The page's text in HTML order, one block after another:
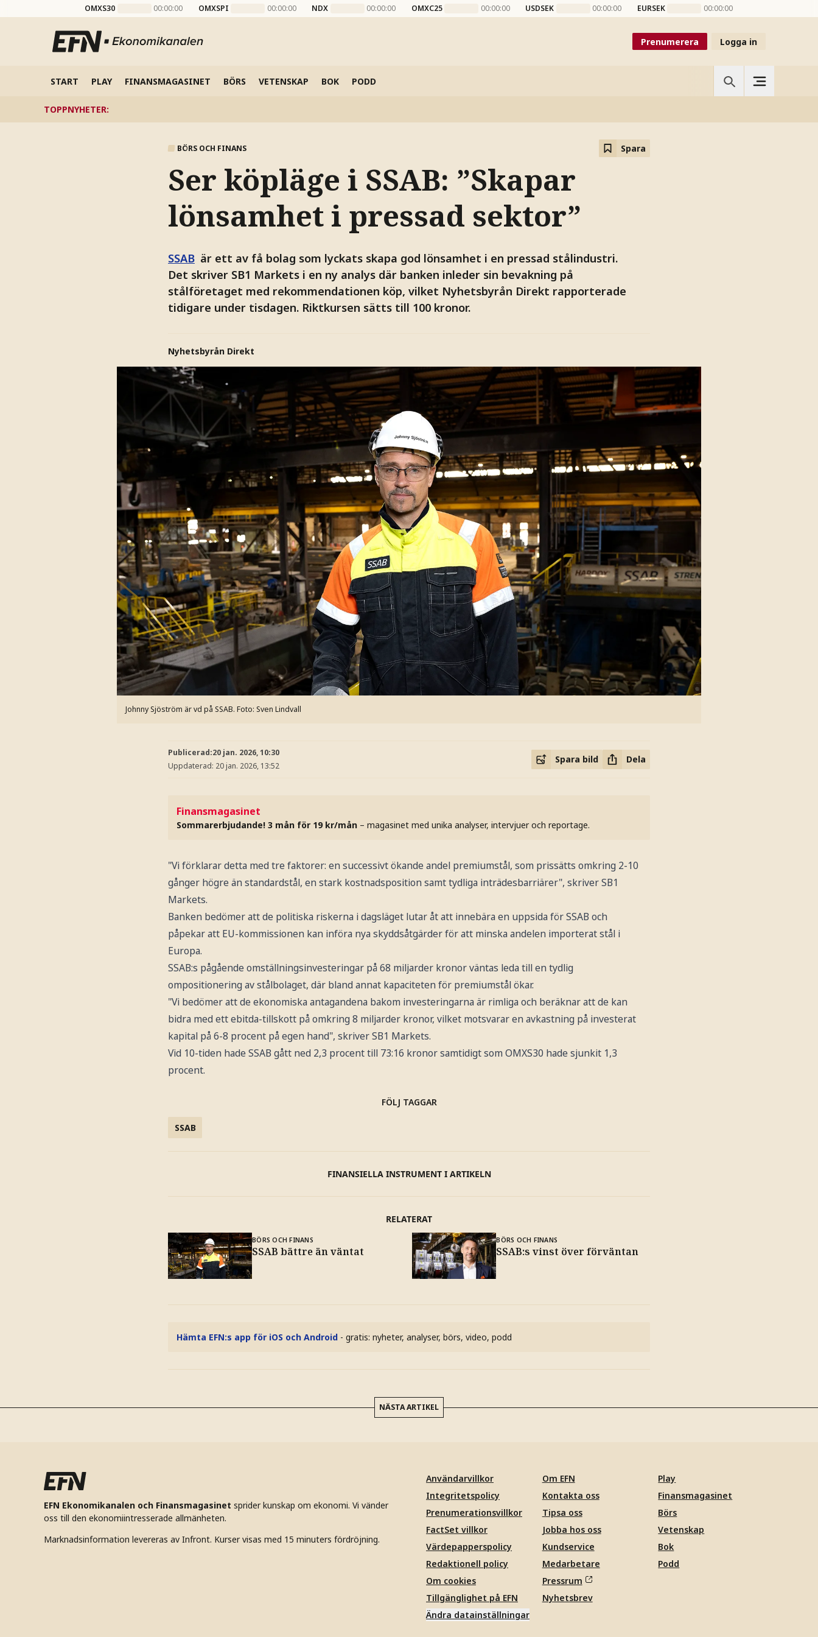
OMXS30 00:00:00 OMXSPI 00:00:00 NDX 00:00:00 OMXC25 00:00:00 USDSEK 00:00:00 EURSEK 00:00:00
Prenumerera Logga in
START PLAY FINANSMAGASINET BÖRS VETENSKAP BOK PODD
TOPPNYHETER:
BÖRS OCH FINANS Spara
Ser köpläge i SSAB: ”Skapar
lönsamhet i pressad sektor”
SSAB är ett av få bolag som lyckats skapa god lönsamhet i en pressad stålindustri.
Det skriver SB1 Markets i en ny analys där banken inleder sin bevakning på
stålföretaget med rekommendationen köp, vilket Nyhetsbyrån Direkt rapporterade
tidigare under tisdagen. Riktkursen sätts till 100 kronor.
Nyhetsbyrån Direkt
Johnny Sjöström är vd på SSAB. Foto: Sven Lindvall
Publicerad:20 jan. 2026, 10:30
Uppdaterad: 20 jan. 2026, 13:52
Spara bild Dela
Finansmagasinet
Sommarerbjudande! 3 mån för 19 kr/mån – magasinet med unika analyser, intervjuer och reportage.
"Vi förklarar detta med tre faktorer: en successivt ökande andel premiumstål, som prissätts omkring 2-10
gånger högre än standardstål, en stark kostnadsposition samt tydliga inträdesbarriärer", skriver SB1
Markets.
Banken bedömer att de politiska riskerna i dagsläget lutar åt att innebära en uppsida för SSAB och
påpekar att EU-kommissionen kan införa nya skyddsåtgärder för att minska andelen importerat stål i
Europa.
SSAB:s pågående omställningsinvesteringar på 68 miljarder kronor väntas leda till en tydlig
ompositionering av stålbolaget, där bland annat kapaciteten för premiumstål ökar.
"Vi bedömer att de ekonomiska antagandena bakom investeringarna är rimliga och beräknar att de kan
bidra med ett ebitda-tillskott på omkring 8 miljarder kronor, vilket motsvarar en avkastning på investerat
kapital på 6-8 procent på egen hand", skriver SB1 Markets.
Vid 10-tiden hade SSAB gått ned 2,3 procent till 73:16 kronor samtidigt som OMXS30 hade sjunkit 1,3
procent.
FÖLJ TAGGAR
SSAB
FINANSIELLA INSTRUMENT I ARTIKELN
RELATERAT
BÖRS OCH FINANS
SSAB bättre än väntat
BÖRS OCH FINANS
SSAB:s vinst över förväntan
Hämta EFN:s app för iOS och Android - gratis: nyheter, analyser, börs, video, podd
NÄSTA ARTIKEL
EFN Ekonomikanalen och Finansmagasinet sprider kunskap om ekonomi. Vi vänder
oss till den ekonomiintresserade allmänheten.
Marknadsinformation levereras av Infront. Kurser visas med 15 minuters fördröjning.
Användarvillkor
Integritetspolicy
Prenumerationsvillkor
FactSet villkor
Värdepapperspolicy
Redaktionell policy
Om cookies
Tillgänglighet på EFN
Ändra datainställningar
Om EFN
Kontakta oss
Tipsa oss
Jobba hos oss
Kundservice
Medarbetare
Pressrum
Nyhetsbrev
Play
Finansmagasinet
Börs
Vetenskap
Bok
Podd